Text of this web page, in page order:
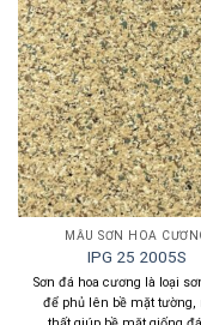
MẪU SƠN HOA
IPG 25 2005S
Sơn đá hoa cương là loại
để phủ lên bề mặt tường,